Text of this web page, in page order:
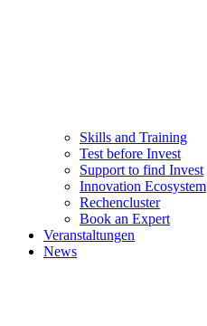
Skills and Training
Test before Invest
Support to find Invest
Innovation Ecosystem
Rechencluster​
Book an Expert
Veranstaltungen
News